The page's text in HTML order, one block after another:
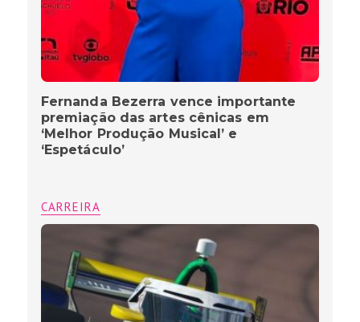
Fernanda Bezerra vence importante
premiação das artes cênicas em
‘Melhor Produção Musical’ e
‘Espetáculo’
CARREIRA